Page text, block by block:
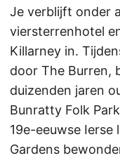
Je verblijft onder
viersterrenhotel
Killarney in.
door The Burren,
duizenden jaren
Bunratty Folk
19e-eeuwse Ierse
Gardens